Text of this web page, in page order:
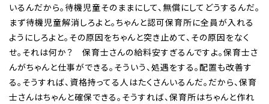
いるんだから。待機児童そのままにして、無償にしてどうするんだ。
まず待機児童解消しろよと。ちゃんと認可保育所に全員が入れる
ようにしろよと。その原因をちゃんと突き止めて、その原因をなく
せ。それは何か？ 保育士さんの給料安すぎるんですよ。保育士さ
んがちゃんと仕事ができる。そういう、処遇をする。配置も改善す
る。そうすれば、資格持ってる人はたくさんいるんだ。だから、保育
士さんはちゃんと確保できる。そうすれば、保育所はちゃんと作れ